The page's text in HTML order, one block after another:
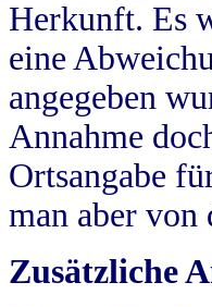
Herkunft. Es
eine
angegeben
Annahme
Ortsangabe
man aber von
Zusätzliche